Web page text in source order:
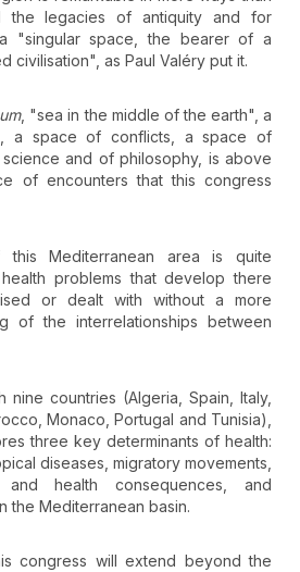
the legacies of antiquity and for
"singular space, the bearer of a
civilisation", as Paul Valéry put it.
, "sea in the middle of the earth", a
a space of conflicts, a space of
and of philosophy, is above
of encounters that this congress
this Mediterranean area is quite
problems that develop there
or dealt with without a more
of the interrelationships between
nine countries (Algeria, Spain, Italy,
Monaco, Portugal and Tunisia),
three key determinants of health:
diseases, migratory movements,
and health consequences, and
the Mediterranean basin.
congress will extend beyond the